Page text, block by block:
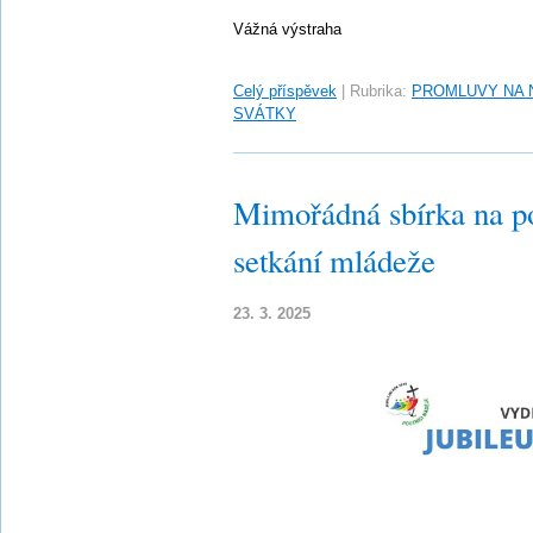
Vážná výstraha
Celý příspěvek Rubrika: PROMLUVY NA
SVÁTKY
Mimořádná sbírka na
setkání mládeže
23. 3. 2025